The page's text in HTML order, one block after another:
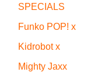
SPECIALS
Funko POP! x
Kidrobot x
Mighty Jaxx